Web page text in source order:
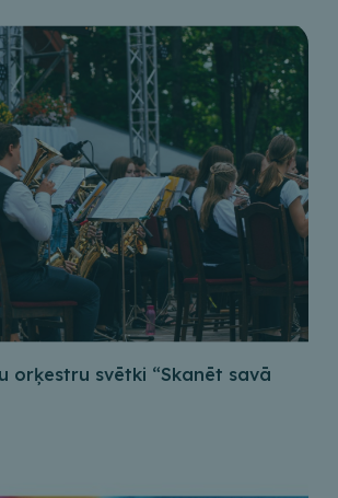
orķestru svētki “Skanēt savā